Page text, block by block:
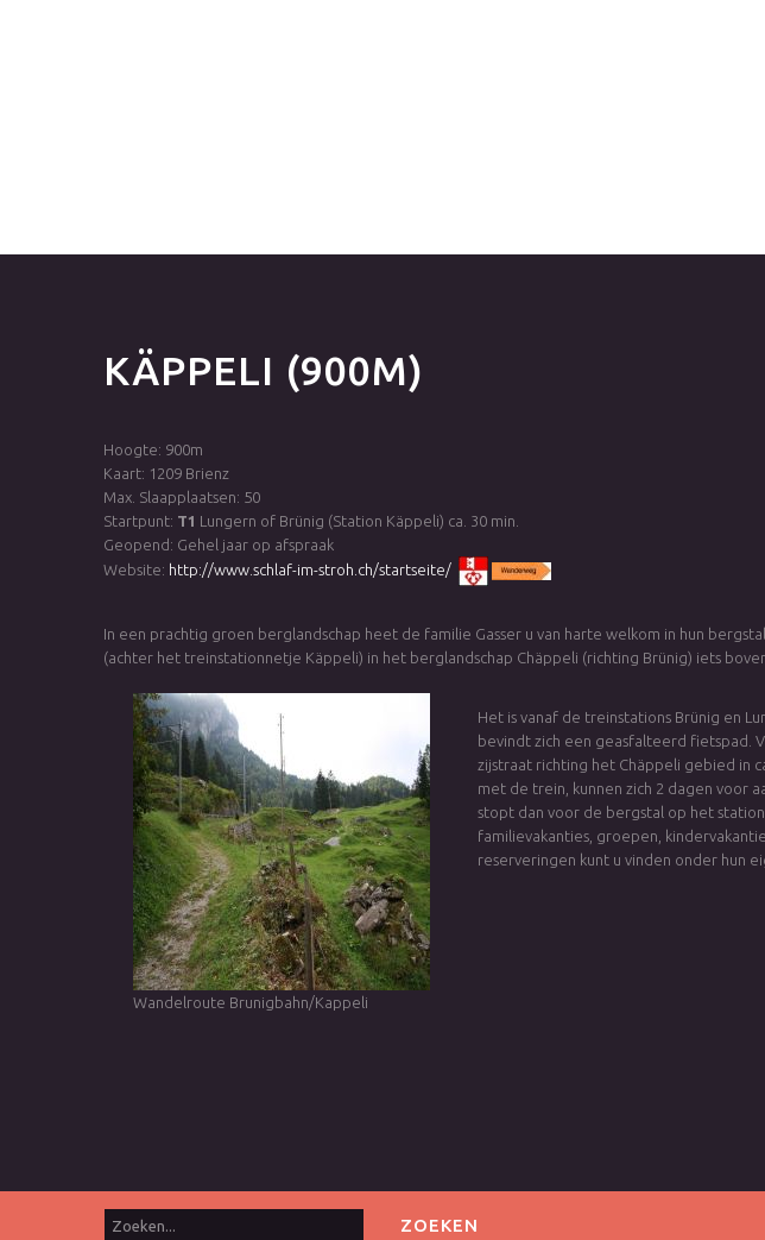
KÄPPELI (900M)
Hoogte: 900m
Kaart: 1209 Brienz
Max. Slaapplaatsen: 50
Startpunt: T1 Lungern of Brünig (Station Käppeli) ca. 30 min.
Geopend: Gehel jaar op afspraak
Website: http://www.schlaf-im-stroh.ch/startseite/
In een prachtig groen berglandschap heet de familie Gasser u van harte welkom in hun
(achter het treinstationnetje Käppeli) in het berglandschap Chäppeli (richting Brünig) iets
Wandelroute Brunigbahn/Kappeli
Het is vanaf de treinstations Brünig en
bevindt zich een geasfalteerd fietspad.
zijstraat richting het Chäppeli gebied in
met de trein, kunnen zich 2 dagen voor
stopt dan voor de bergstal op het
familievakanties, groepen,
reserveringen kunt u vinden onder hun
ZOEKEN